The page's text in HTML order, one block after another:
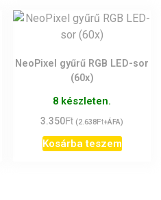
NeoPixel gyűrű RGB LED-sor
(60x)
8 készleten.
3.350Ft (2.638Ft+ÁFA)
Kosárba teszem